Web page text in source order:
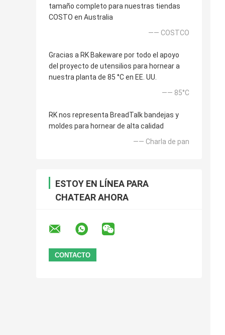
tamaño completo para nuestras tiendas
COSTO en Australia
—— COSTCO
Gracias a RK Bakeware por todo el apoyo
del proyecto de utensilios para hornear a
nuestra planta de 85 °C en EE. UU.
—— 85°C
RK nos representa BreadTalk bandejas y
moldes para hornear de alta calidad
—— Charla de pan
ESTOY EN LÍNEA PARA
CHATEAR AHORA